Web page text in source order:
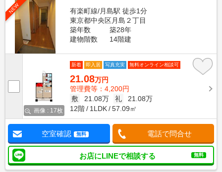
NEW
有楽町線/月島駅 徒歩1分
東京都中央区月島２丁目
築年数
築28年
建物階数
14階建
画像 : 17枚
新着 即入居 写真充実 無料オンライン相談可
21.08万円
管理費等：4,200円
敷
21.08万 礼
21.08万
12階
1LDK 57.09㎡
空室確認 無料 電話で問合せ
お店にLINEで相談する 無料